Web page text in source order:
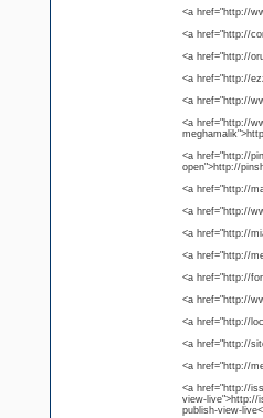
<a href="http://
<a href="http://
<a href="http://
<a href="http://
<a href="http://
<a href="http://
<a href="http://
open">http://
<a href="http://
<a href="http://
<a href="http://
<a href="http://
<a href="http://
<a href="http://
<a href="http://
<a href="http://
<a href="http://
<a href="http://
view-live">http://
publish-view-